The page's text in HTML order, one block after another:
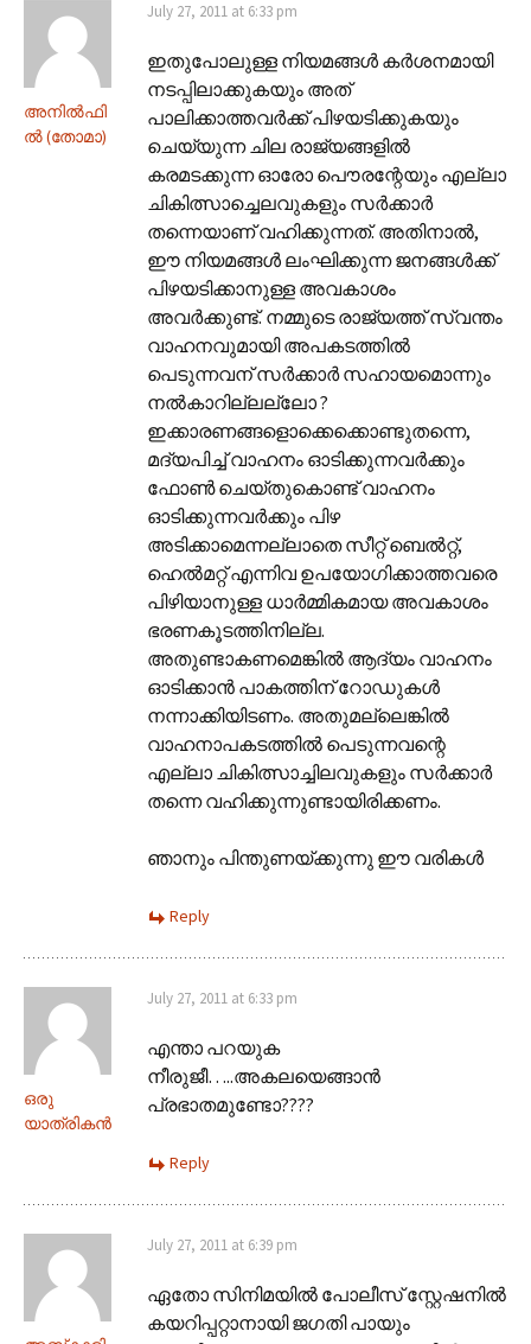
അനില്‍ഫി
ല്‍ (തോമാ)
July 27, 2011 at 6:33 pm
ഇതുപോലുള്ള നിയമങ്ങൾ കർശനമായി
നടപ്പിലാക്കുകയും അത്
പാലിക്കാത്തവർക്ക് പിഴയടിക്കുകയും
ചെയ്യുന്ന ചില രാജ്യങ്ങളിൽ
കരമടക്കുന്ന ഓരോ പൌരന്റേയും എല്ലാ
ചികിത്സാച്ചെലവുകളും സർക്കാർ
തന്നെയാണ് വഹിക്കുന്നത്. അതിനാൽ,
ഈ നിയമങ്ങൾ ലംഘിക്കുന്ന ജനങ്ങൾക്ക്
പിഴയടിക്കാനുള്ള അവകാശം
അവർക്കുണ്ട്. നമ്മുടെ രാജ്യത്ത് സ്വന്തം
വാഹനവുമായി അപകടത്തിൽ
പെടുന്നവന് സർക്കാർ സഹായമൊന്നും
നൽകാറില്ലല്ലോ ?
ഇക്കാരണങ്ങളൊക്കെക്കൊണ്ടുതന്നെ,
മദ്യപിച്ച് വാഹനം ഓടിക്കുന്നവർക്കും
ഫോൺ ചെയ്തുകൊണ്ട് വാഹനം
ഓടിക്കുന്നവർക്കും പിഴ
അടിക്കാമെന്നല്ലാതെ സീറ്റ് ബെൽറ്റ്,
ഹെൽമറ്റ് എന്നിവ ഉപയോഗിക്കാത്തവരെ
പിഴിയാനുള്ള ധാർമ്മികമായ അവകാശം
ഭരണകൂടത്തിനില്ല.
അതുണ്ടാകണമെങ്കിൽ ആദ്യം വാഹനം
ഓടിക്കാൻ പാകത്തിന് റോഡുകൾ
നന്നാക്കിയിടണം. അതുമല്ലെങ്കിൽ
വാഹനാപകടത്തിൽ പെടുന്നവന്റെ
എല്ലാ ചികിത്സാച്ചിലവുകളും സർക്കാർ
തന്നെ വഹിക്കുന്നുണ്ടായിരിക്കണം.
ഞാനും പിന്തുണയ്ക്കുന്നു ഈ വരികള്‍
Reply
ഒരു
യാത്രികന്‍
July 27, 2011 at 6:33 pm
എന്താ പറയുക
നീരുജീ…..അകലയെങ്ങാന്‍
പ്രഭാതമുണ്ടോ????
Reply
July 27, 2011 at 6:39 pm
ഏതോ സിനിമയിൽ പോലീസ് സ്റ്റേഷനിൽ
കയറിപ്പറ്റാനായി ജഗതി പായും